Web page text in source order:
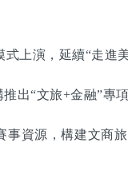
演，延續“走進
“文旅+金融”專
源，構建文商